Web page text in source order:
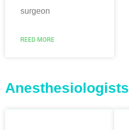
surgeon
REED MORE
Anesthesiologists